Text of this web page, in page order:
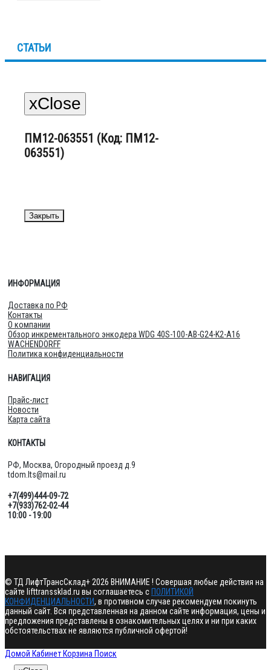
СТАТЬИ
xClose
ПМ12-063551 (Код: ПМ12-
063551)
Закрыть
ИНФОРМАЦИЯ
Доставка по РФ
Контакты
О компании
Обзор инкрементального энкодера WDG 40S-100-AB-G24-K2-A16
WACHENDORFF
Политика конфиденциальности
НАВИГАЦИЯ
Прайс-лист
Новости
Карта сайта
КОНТАКТЫ
РФ, Москва, Огородный проезд д.9
tdom.lts@mail.ru
+7(499)444-09-72
+7(933)762-02-44
10:00 - 19:00
© ТД ЛифтТрансСклад+2026 ВНИМАНИЕ ! Совершая любые действия на
сайте lifttranssklad.ru вы соглашаетесь с ПОЛИТИКОЙ
КОНФИДЕНЦИАЛЬНОСТИ, в противном случае рекомендуем покинуть
данный сайт. Вся представленная на данном сайте информация, цены и
предложения представлены в ознакомительных целях и ни при каких
обстоятельствах не являются публичной офертой!
Домой Кабинет Корзина Поиск